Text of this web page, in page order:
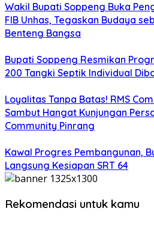
Wakil Bupati Soppeng Buka
FIB Unhas, Tegaskan Budaya
Benteng Bangsa
Bupati Soppeng Resmikan
200 Tangki Septik Individual
Loyalitas Tanpa Batas! RMS
Sambut Hangat Kunjungan
Community Pinrang
Kawal Progres Pembangunan,
Langsung Kesiapan SRT 64
Rekomendasi untuk kamu